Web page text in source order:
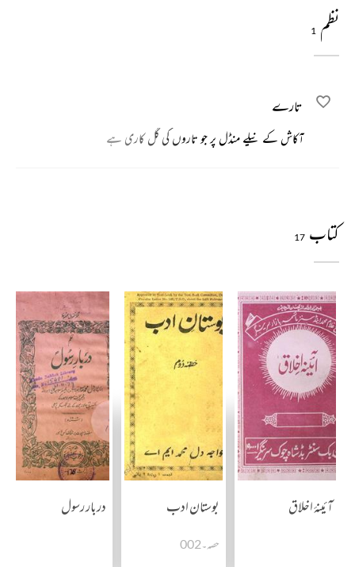
نظم 1
تارے
آکاش کے نیلے منڈل پر جو تاروں کی گل کاری ہے
کتاب 17
آئینۂ اخلاق بوستان ادب
حصہ۔002
دربار رسول